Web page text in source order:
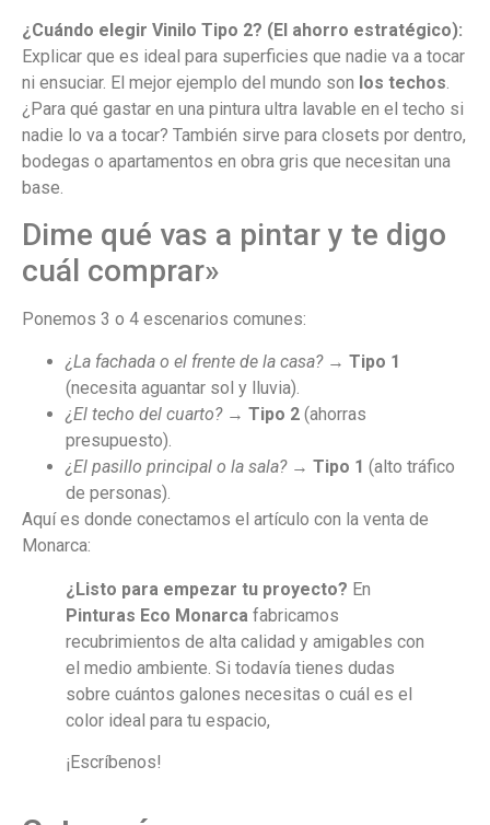
¿Cuándo elegir Vinilo Tipo 2? (El ahorro estratégico):
Explicar que es ideal para superficies que nadie va a tocar
ni ensuciar. El mejor ejemplo del mundo son los techos.
¿Para qué gastar en una pintura ultra lavable en el techo si
nadie lo va a tocar? También sirve para closets por dentro,
bodegas o apartamentos en obra gris que necesitan una
base.
Dime qué vas a pintar y te digo
cuál comprar»
Ponemos 3 o 4 escenarios comunes:
¿La fachada o el frente de la casa?→ Tipo 1
(necesita aguantar sol y lluvia).
¿El techo del cuarto?→ Tipo 2 (ahorras
presupuesto).
¿El pasillo principal o la sala?→ Tipo 1 (alto tráfico
de personas).
Aquí es donde conectamos el artículo con la venta de
Monarca:
¿Listo para empezar tu proyecto? En
Pinturas Eco Monarca fabricamos
recubrimientos de alta calidad y amigables con
el medio ambiente. Si todavía tienes dudas
sobre cuántos galones necesitas o cuál es el
color ideal para tu espacio,
¡Escríbenos!